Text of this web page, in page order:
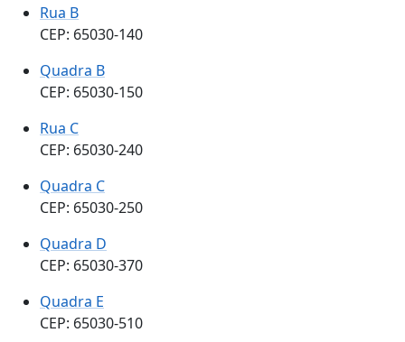
Rua B
CEP: 65030-140
Quadra B
CEP: 65030-150
Rua C
CEP: 65030-240
Quadra C
CEP: 65030-250
Quadra D
CEP: 65030-370
Quadra E
CEP: 65030-510